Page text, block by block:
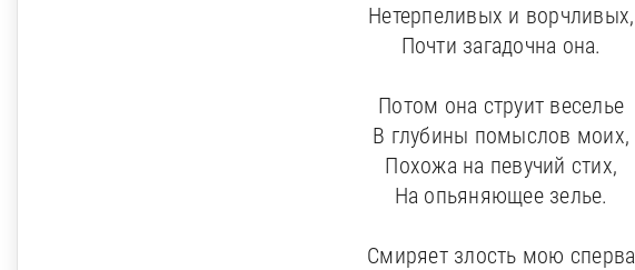
Нетерпеливых и ворчливых,
Почти загадочна она.
Потом она струит веселье
В глубины помыслов моих,
Похожа на певучий стих,
На опьяняющее зелье.
Смиряет злость мою сперва